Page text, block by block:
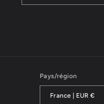
Pays/région
France | EUR €